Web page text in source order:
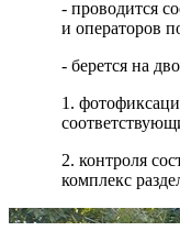
- проводится
и операторов
- берется на
1.
2. контроля
комплекс